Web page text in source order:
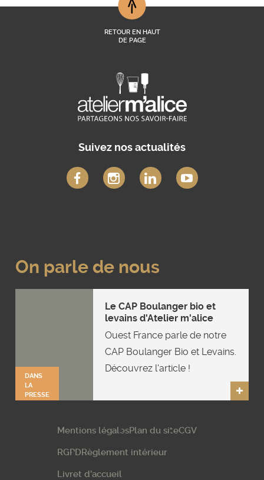
Mentions légalesPlan du siteCGV
RGPD Règlement intérieur
Livret d’accueil
On parle de nous
DANS
LA
PRESSE
Le CAP Boulanger bio et
levains d'Atelier m'alice
Ouest France parle de notre
CAP Boulanger Bio et Levains.
Découvrez l'article !
Suivez nos actualités
RETOUR EN HAUT
DE PAGE